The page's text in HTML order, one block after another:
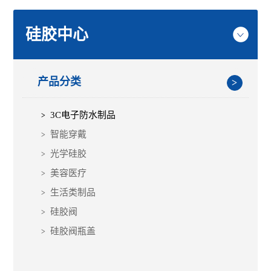
硅胶中心
产品分类
3C电子防水制品
智能穿戴
光学硅胶
美容医疗
生活类制品
硅胶阀
硅胶阀瓶盖